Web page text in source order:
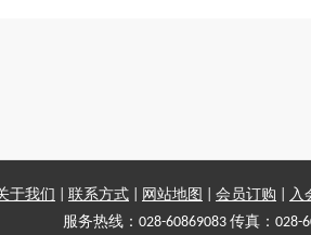
于我们 联系方式 网站地图 会员订购
入
服务热线：028-60869083 传真：028-